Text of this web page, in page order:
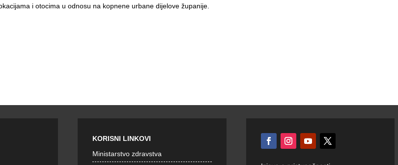
i otocima u odnosu na kopnene urbane dijelove županije.
KORISNI LINKOVI
Ministarstvo zdravstva